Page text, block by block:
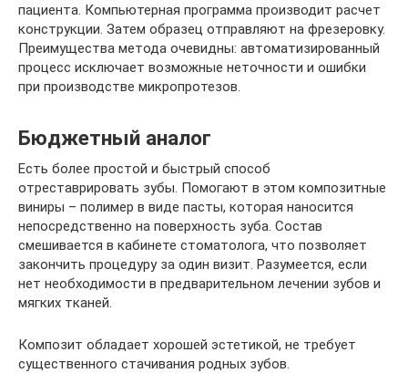
пациента. Компьютерная программа производит расчет
конструкции. Затем образец отправляют на фрезеровку.
Преимущества метода очевидны: автоматизированный
процесс исключает возможные неточности и ошибки
при производстве микропротезов.
Бюджетный аналог
Есть более простой и быстрый способ
отреставрировать зубы. Помогают в этом композитные
виниры – полимер в виде пасты, которая наносится
непосредственно на поверхность зуба. Состав
смешивается в кабинете стоматолога, что позволяет
закончить процедуру за один визит. Разумеется, если
нет необходимости в предварительном лечении зубов и
мягких тканей.
Композит обладает хорошей эстетикой, не требует
существенного стачивания родных зубов.